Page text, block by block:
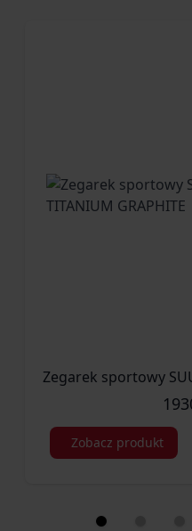
Zegarek sportowy
Zobacz produkt